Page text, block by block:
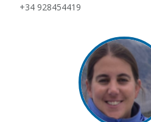
+34 928454419